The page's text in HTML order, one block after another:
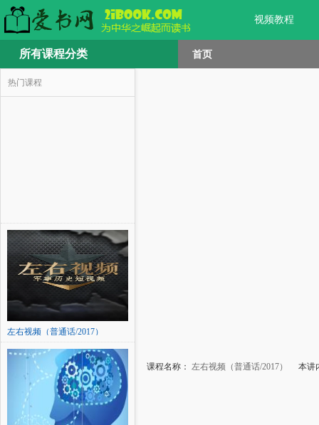
视频教程
所有课程分类 首页
热门课程
左右视频（普通话/2017）
课程名称： 左右视频（普通话/2017） 本讲